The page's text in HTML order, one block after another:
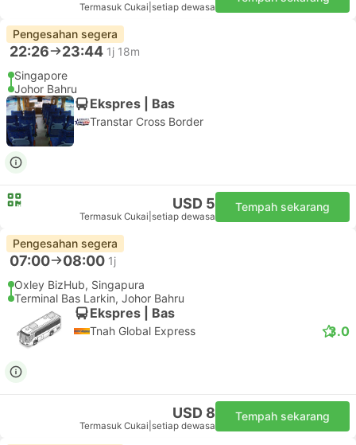
Termasuk Cukai setiap dewasa
Pengesahan segera
22:26 23:44 1j 18m
Singapore
Johor Bahru
Ekspres | Bas
Transtar Cross Border
USD 5
Termasuk Cukai setiap dewasa
Tempah sekarang
Pengesahan segera
07:00 08:00 1j
Oxley BizHub, Singapura
Terminal Bas Larkin, Johor Bahru
Ekspres | Bas
Tnah Global Express 3.0
USD 8
Termasuk Cukai setiap dewasa
Tempah sekarang